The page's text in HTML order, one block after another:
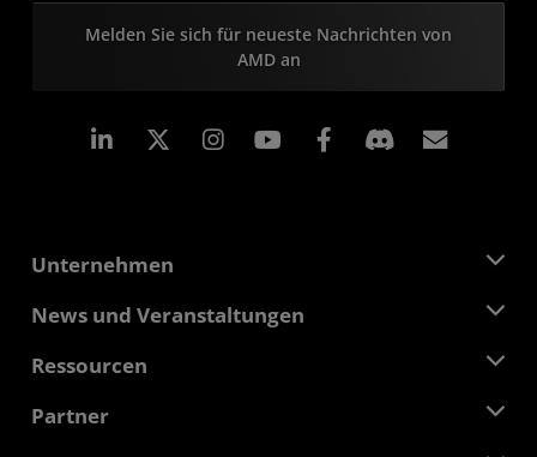
Melden Sie sich für neueste Nachrichten von
AMD an
LinkedIn Instagram Facebook
Unternehmen
Über AMD
Verantwortung
Kontakt
News und Veranstaltungen
Pressebereich
Mediathek
Ressourcen
Developer Central
Partner